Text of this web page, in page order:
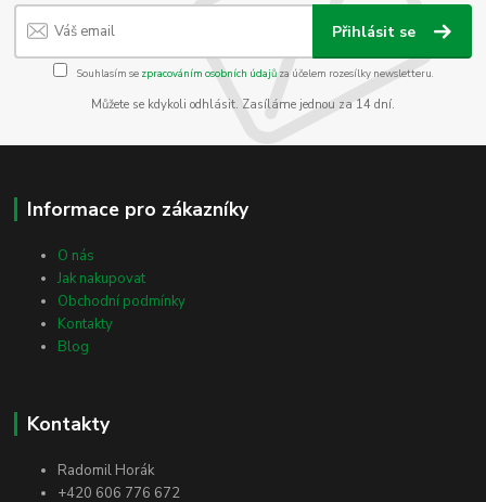
Přihlásit se
Souhlasím se zpracováním osobních údajůza účelem rozesílky newsletteru.
Můžete se kdykoli odhlásit. Zasíláme jednou za 14 dní.
Informace pro zákazníky
O nás
Jak nakupovat
Obchodní podmínky
Kontakty
Blog
Kontakty
Radomil Horák
+420 606 776 672